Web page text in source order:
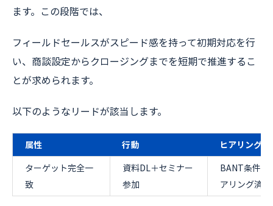
ます。この段階では、
フィールドセールスがスピード感を持って初期対応を行
い、商談設定からクロージングまでを短期で推進するこ
とが求められます。
以下のようなリードが該当します。
属性 行動
ヒアリング
ターゲット完全一
致
資料DL＋セミナー
参加
BANT条件全
アリング済み